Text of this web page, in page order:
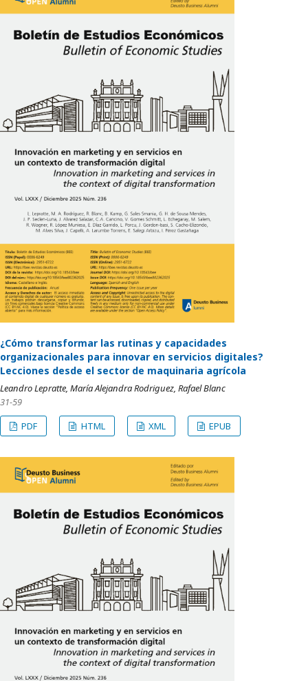
¿Cómo transformar las rutinas y capacidades
organizacionales para innovar en servicios digitales?
Lecciones desde el sector de maquinaria agrícola
Leandro Lepratte, María Alejandra Rodriguez, Rafael Blanc
31-59
PDF
HTML XML EPUB